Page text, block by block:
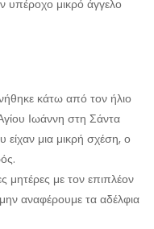
υπέροχο μικρό άγγελο
κάτω από τον ήλιο
Ιωάννη στη Σάντα
είχαν μια μικρή σχέση, ο
μητέρες με τον επιπλέον
αναφέρουμε τα αδέλφια